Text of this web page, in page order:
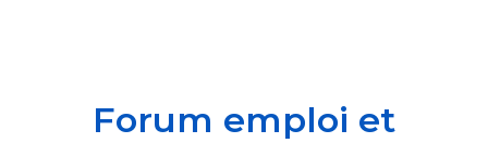
Forum emploi et